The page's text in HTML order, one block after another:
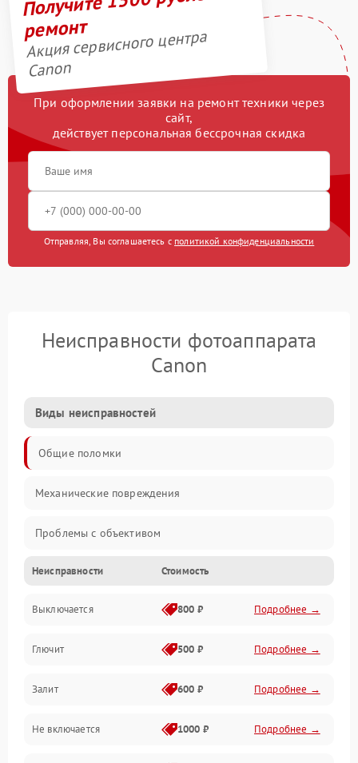
ремонт
Акция сервисного центра
Canon
При оформлении заявки на ремонт техники через
сайт,
действует персональная бессрочная скидка
Отправляя, Вы соглашаетесь с политикой конфиденциальности
Неисправности фотоаппарата
Canon
Виды неисправностей
Общие поломки
Механические повреждения
Проблемы с объективом
Электронные ошибки
Механические проблемы
Матрица и оптика
Питание и питание цепей
Проблемы с картами памяти
Неисправности Стоимость
Выключается 800 ₽ Подробнее →
Глючит 500 ₽ Подробнее →
Залит 600 ₽ Подробнее →
Не включается 1000 ₽ Подробнее →